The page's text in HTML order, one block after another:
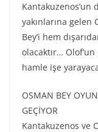
Kantakuzenos’un
yakınlarına gelen
Bey’i hem
olacaktır… Olof’un
hamle işe
OSMAN BEY
GEÇİYOR
Kantakuzenos ve